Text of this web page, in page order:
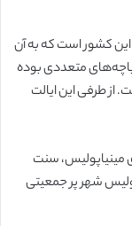
این کشور است که به آن
متعددی بوده
از طرفی این ایالت
مینیاپولیس، سنت
شهر پر جمعیتی